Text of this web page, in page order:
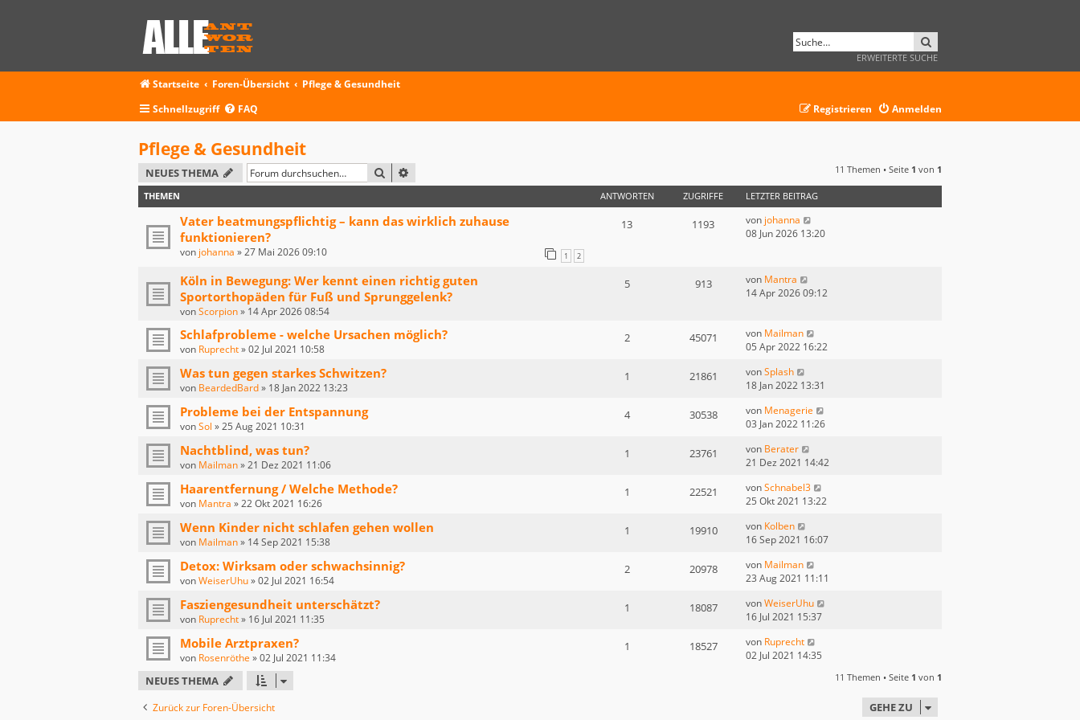
ERWEITERTE SUCHE
Startseite Foren-Übersicht
Pflege & Gesundheit
Schnellzugriff
FAQ Anmelden
Registrieren
Pflege & Gesundheit
NEUES THEMA SUCHE 11 Themen • Seite 1 von 1
THEMEN ANTWORTEN ZUGRIFFE LETZTER BEITRAG
Vater beatmungspflichtig – kann das wirklich zuhause
funktionieren?
von johanna »27 Mai 2026 09:10 1 2
13 1193 von johanna
08 Jun 2026 13:20
Köln in Bewegung: Wer kennt einen richtig guten
Sportorthopäden für Fuß und Sprunggelenk?
vonScorpion» 14 Apr 2026 08:54
5 913 von Mantra
14 Apr 2026 09:12
Schlafprobleme - welche Ursachen möglich?
von Ruprecht»02 Jul 2021 10:58
2 45071 von Mailman
05 Apr 2022 16:22
Was tun gegen starkes Schwitzen?
von BeardedBard» 18 Jan 2022 13:23
1 21861 vonSplash
18 Jan 2022 13:31
Probleme bei der Entspannung
vonSol »25 Aug 2021 10:31
4 30538 von Menagerie
03 Jan 2022 11:26
Nachtblind, was tun?
von Mailman»21 Dez 2021 11:06
1 23761 von Berater
21 Dez 2021 14:42
Haarentfernung / Welche Methode?
von Mantra »22 Okt 2021 16:26
1 22521 vonSchnabel3
25 Okt 2021 13:22
Wenn Kinder nicht schlafen gehen wollen
von Mailman» 14 Sep 2021 15:38
1 19910 von Kolben
16 Sep 2021 16:07
Detox: Wirksam oder schwachsinnig?
vonWeiserUhu»02 Jul 2021 16:54
2 20978 von Mailman
23 Aug 2021 11:11
Fasziengesundheit unterschätzt?
von Ruprecht» 16 Jul 2021 11:35
1 18087 vonWeiserUhu
16 Jul 2021 15:37
Mobile Arztpraxen?
von Rosenröthe »02 Jul 2021 11:34
1 18527 von Ruprecht
02 Jul 2021 14:35
NEUES THEMA 11 Themen • Seite 1 von 1
Zurück zur Foren-Übersicht GEHE ZU